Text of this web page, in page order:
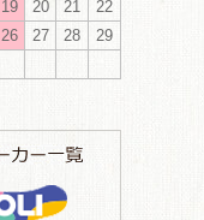
19 20 21
22
26 27 28
29